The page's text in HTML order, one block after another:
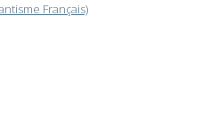
Français)